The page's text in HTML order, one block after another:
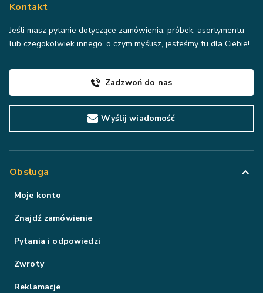
Kontakt
Jeśli masz pytanie dotyczące zamówienia, próbek, asortymentu
lub czegokolwiek innego, o czym myślisz, jesteśmy tu dla Ciebie!
Zadzwoń do nas
Wyślij wiadomość
Obsługa
Moje konto
Znajdź zamówienie
Pytania i odpowiedzi
Zwroty
Reklamacje